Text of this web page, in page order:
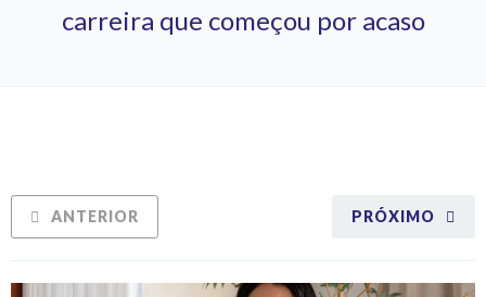
carreira que começou por acaso
PRÓXIMO
ANTERIOR